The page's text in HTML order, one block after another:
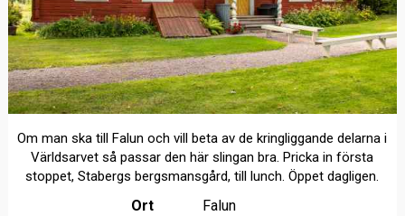
Om man ska till Falun och vill beta av de kringliggande delarna i
Världsarvet så passar den här slingan bra. Pricka in första
stoppet, Stabergs bergsmansgård, till lunch. Öppet dagligen.
Ort Falun